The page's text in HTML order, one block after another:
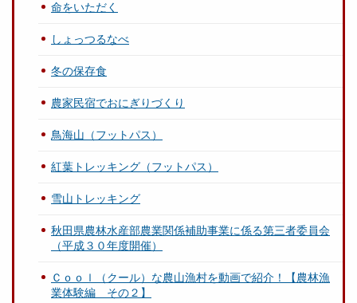
命をいただく
しょっつるなべ
冬の保存食
農家民宿でおにぎりづくり
鳥海山（フットパス）
紅葉トレッキング（フットパス）
雪山トレッキング
秋田県農林水産部農業関係補助事業に係る第三者委員会
（平成３０年度開催）
Ｃｏｏｌ（クール）な農山漁村を動画で紹介！【農林漁
業体験編 その２】